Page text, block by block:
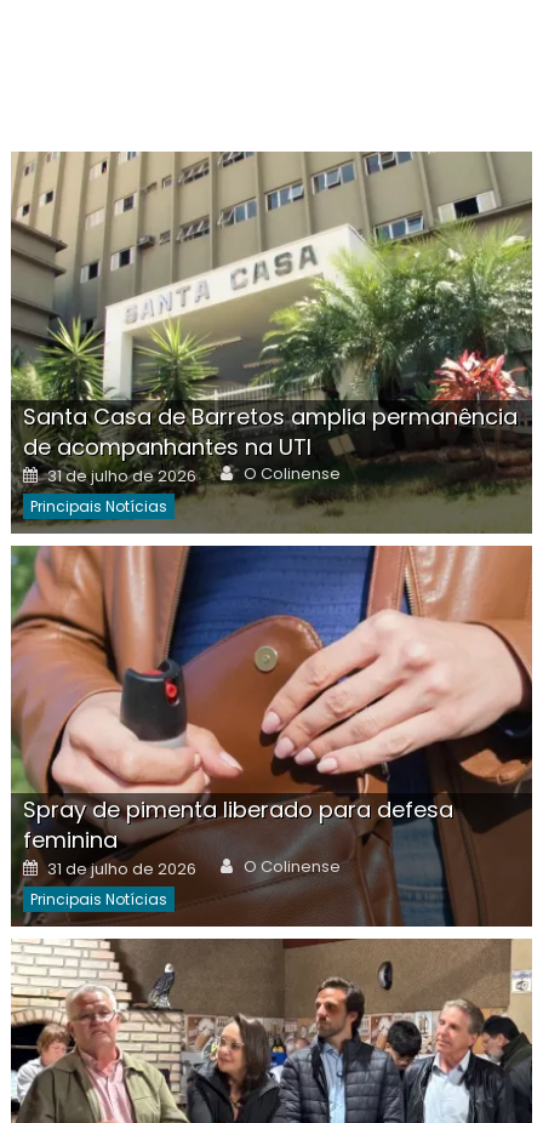
Santa Casa de Barretos amplia permanência
de acompanhantes na UTI
Posted
on
31 de julho de 2026 Author
O Colinense
Principais Notícias
Spray de pimenta liberado para defesa
feminina
Posted
on
31 de julho de 2026 Author
O Colinense
Principais Notícias